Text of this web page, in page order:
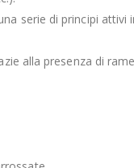
serie di principi
alla presenza di